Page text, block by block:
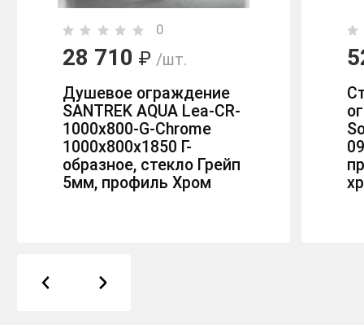
0
28 710 ₽ /шт.
Душевое ограждение
SANTREK AQUA Lea-CR-
1000х800-G-Chrome
1000х800х1850 Г-
образное, стекло Грейп
5мм, профиль Хром